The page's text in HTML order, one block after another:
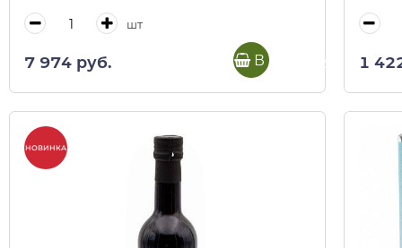
шт
7 974 руб. В корзину 1
НОВИНКА